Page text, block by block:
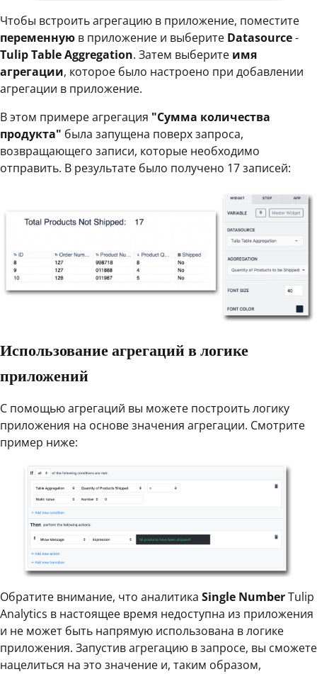
Чтобы встроить агрегацию в приложение, поместите
переменную в приложение и выберите Datasource-
Tulip Table Aggregation. Затем выберите имя
агрегации, которое было настроено при добавлении
агрегации в приложение.
В этом примере агрегация "Сумма количества
продукта" была запущена поверх запроса,
возвращающего записи, которые необходимо
отправить. В результате было получено 17 записей:
Использование агрегаций в логике
приложений
С помощью агрегаций вы можете построить логику
приложения на основе значения агрегации. Смотрите
пример ниже:
Обратите внимание, что аналитика Single NumberTulip
Analytics в настоящее время недоступна из приложения
и не может быть напрямую использована в логике
приложения. Запустив агрегацию в запросе, вы сможете
нацелиться на это значение и, таким образом,